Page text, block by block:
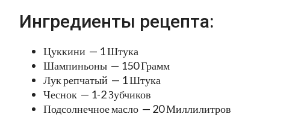
Ингредиенты рецепта:
Цуккини — 1 Штука
Шампиньоны — 150 Грамм
Лук репчатый — 1 Штука
Чеснок — 1-2 Зубчиков
Подсолнечное масло — 20 Миллилитров